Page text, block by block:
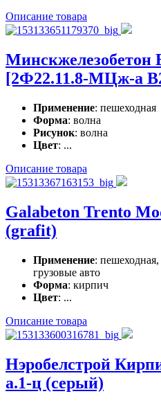
Описание товара
Минскжелезобетон
[2Ф22.11.8-МЦж-а
Применение: пешеходная
Форма: волна
Рисунок: волна
Цвет: ...
Описание товара
Galabeton Trento
(grafit)
Применение:
грузовые авто
Форма: кирпич
Цвет: ...
Описание товара
Нэробелстрой
а.1-ц (серый)